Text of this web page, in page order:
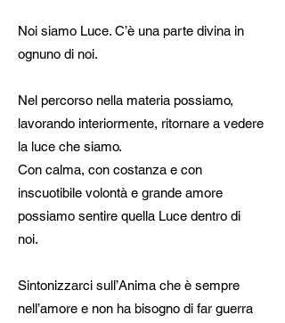
Noi siamo Luce. C’è una parte divina in
ognuno di noi.
Nel percorso nella materia possiamo,
lavorando interiormente, ritornare a vedere
la luce che siamo.
Con calma, con costanza e con
inscuotibile volontà e grande amore
possiamo sentire quella Luce dentro di
noi.
Sintonizzarci sull’Anima che è sempre
nell’amore e non ha bisogno di far guerra